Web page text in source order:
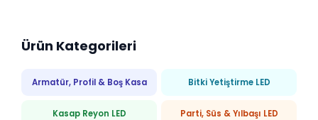
Ürün Kategorileri
Armatür, Profil & Boş Kasa Bitki Yetiştirme LED
Kasap Reyon LED Parti, Süs & Yılbaşı LED